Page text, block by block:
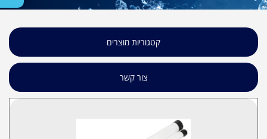
קטגוריות מוצרים
צור קשר